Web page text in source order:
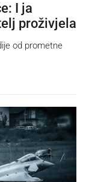
I ja
proživjela
od prometne